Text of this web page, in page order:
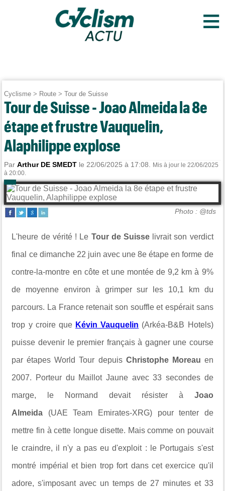
≡
Cyclisme > Route >Tour de Suisse
Tour de Suisse - Joao Almeida la 8e
étape et frustre Vauquelin,
Alaphilippe explose
ParArthur DE SMEDT le 22/06/2025 à 17:08.
Mis à jour le 22/06/2025
à 20:00.
Photo : @tds
L'heure de vérité ! Le Tour de Suisselivrait son verdict
final ce dimanche 22 juin avec une 8e étape en forme de
contre-la-montre en côte et une montée de 9,2 km à 9%
de moyenne environ à grimper sur les 10,1 km du
parcours. La France retenait son souffle et espérait sans
trop y croire que Kévin Vauquelin (Arkéa-B&B Hotels)
puisse devenir le premier français à gagner une course
par étapes World Tour depuis Christophe Moreau en
2007. Porteur du Maillot Jaune avec 33 secondes de
marge, le Normand devait résister à Joao
Almeida (UAE Team Emirates-XRG) pour tenter de
mettre fin à cette longue disette. Mais comme on pouvait
le craindre, il n'y a pas eu d'exploit : le Portugais s'est
montré impérial et bien trop fort dans cet exercice qu'il
adore, s'imposant avec un temps de 27 minutes et 33